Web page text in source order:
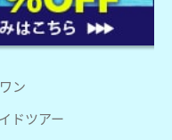
ン
ドツアー